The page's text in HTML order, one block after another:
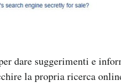
dare suggerimenti e
la propria ricerca